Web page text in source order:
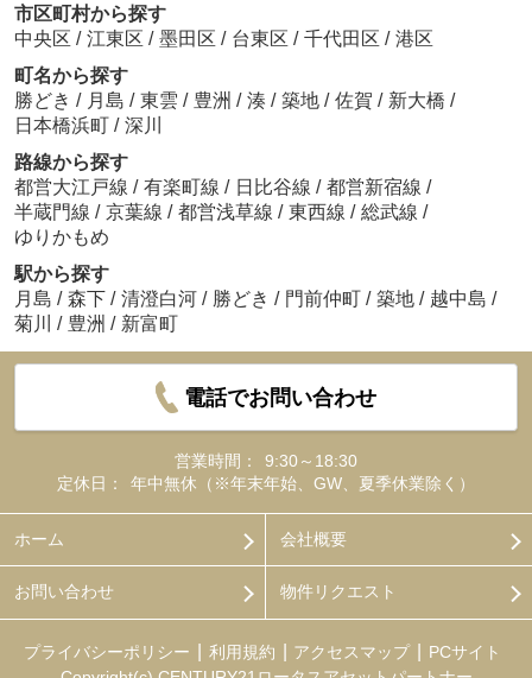
市区町村から探す
中央区 / 江東区 / 墨田区 / 台東区 / 千代田区 / 港区
町名から探す
勝どき / 月島 / 東雲 / 豊洲 / 湊 / 築地 / 佐賀 / 新大橋 /
日本橋浜町 / 深川
路線から探す
都営大江戸線 / 有楽町線 / 日比谷線 / 都営新宿線 /
半蔵門線 / 京葉線 / 都営浅草線 / 東西線 / 総武線 /
ゆりかもめ
駅から探す
月島 / 森下 / 清澄白河 / 勝どき / 門前仲町 / 築地 / 越中島 /
菊川
/ 豊洲 / 新富町
電話でお問い合わせ
営業時間：
9:30～18:30
定休日：
年中無休（※年末年始、GW、夏季休業除く）
ホーム 会社概要
お問い合わせ 物件リクエスト
プライバシーポリシー 利用規約 アクセスマップ
PCサイト